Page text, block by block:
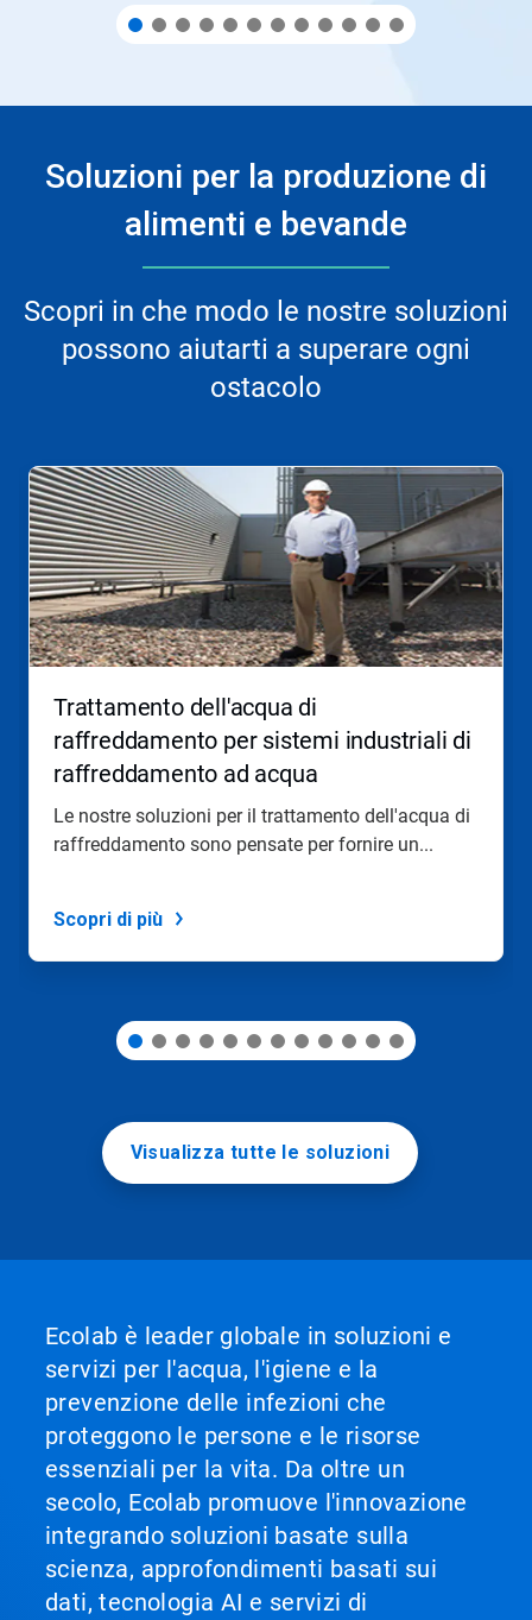
Soluzioni per la produzione di
alimenti e bevande
Scopri in che modo le nostre soluzioni
possono aiutarti a superare ogni
ostacolo
Questa
una
presentazione.
Utilizza
pulsanti
Seguente
Precedente
navigare,
oppure
direttamente
puntini
slide.
Trattamento dell'acqua di
raffreddamento per sistemi industriali di
raffreddamento ad acqua
Le nostre soluzioni per il trattamento dell'acqua di
raffreddamento sono pensate per fornire un...
Scopri di più
Visualizza tutte le soluzioni
Ecolab è leader globale in soluzioni e
servizi per l'acqua, l'igiene e la
prevenzione delle infezioni che
proteggono le persone e le risorse
essenziali per la vita. Da oltre un
secolo, Ecolab promuove l'innovazione
integrando soluzioni basate sulla
scienza, approfondimenti basati sui
dati, tecnologia AI e servizi di